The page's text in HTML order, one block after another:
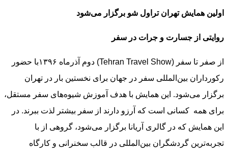
اولین همایش تهران تراول شو برگزار می‌شود
روایتی از جسارت و جرات در سفر
از صفر تا سفر (Tehran Travel Show) دوم آذرماه ۱۳۹۶با حضور
رکورداران بین‌المللی سفر در جهان برای نخستین بار در تهران
برگزار می‌شود. این همایش با هدف آموزش شیوه‌های سفر مستقل،
برای همه کسانی است که آرزو دارند از سفر بیشتر لذت ببرند. در
این همایش که در گالری آریانا برگزار می‌شود، گروهی از با
تجربه‌ترین گردشگران بین‌المللی در قالب سخنرانی و کارگاه